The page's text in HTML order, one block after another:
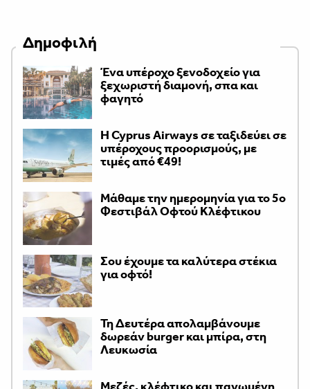
Δημοφιλή
Ένα υπέροχο ξενοδοχείο για
ξεχωριστή διαμονή, σπα και
φαγητό
H Cyprus Airways σε ταξιδεύει σε
υπέροχους προορισμούς, με
τιμές από €49!
Μάθαμε την ημερομηνία για το 5ο
Φεστιβάλ Οφτού Κλέφτικου
Σου έχουμε τα καλύτερα στέκια
για οφτό!
Τη Δευτέρα απολαμβάνουμε
δωρεάν burger και μπίρα, στη
Λευκωσία